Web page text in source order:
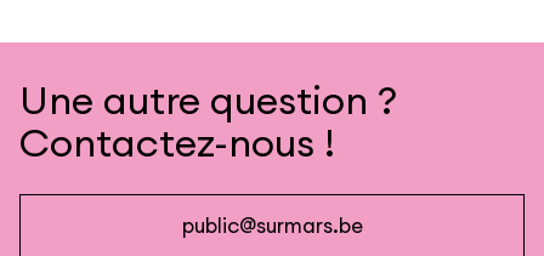
Une autre question ?
Contactez-nous !
public@surmars.be